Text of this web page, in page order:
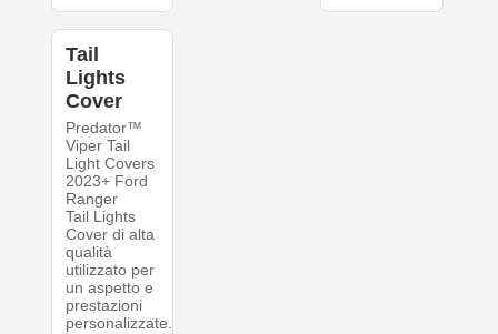
Tail
Lights
Cover
‍Predator™
Viper Tail
Light Covers
2023+ Ford
Ranger
Tail Lights
Cover di alta
qualità
utilizzato per
un aspetto e
prestazioni
personalizzate.